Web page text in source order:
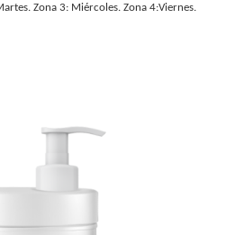
Zona 3: Miércoles. Zona 4:Viernes.